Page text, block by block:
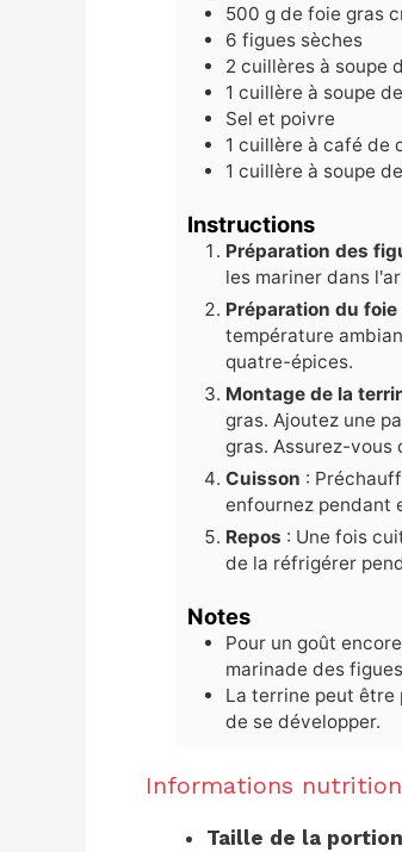
500 g de foie gras
6 figues sèches
2 cuillères à soupe
1 cuillère à soupe
Sel et poivre
1 cuillère à café de
1 cuillère à soupe
Instructions
Préparation des
les mariner dans
Préparation du foie
température
quatre-épices.
Montage de la
gras. Ajoutez une
gras. Assurez-vous
Cuisson :
enfournez pendant
Repos : Une fois
de la réfrigérer
Notes
Pour un goût
marinade des
La terrine peut être
de se développer.
Informations
Taille de la portion